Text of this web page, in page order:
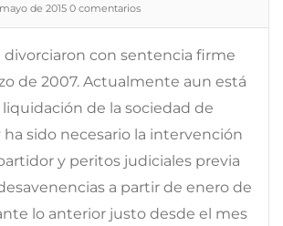
de 2015 0 comentarios
divorciaron con sentencia firme
de 2007. Actualmente aun está
de la sociedad de
ha sido necesario la intervención
y peritos judiciales previa
a partir de enero de
lo anterior justo desde el mes